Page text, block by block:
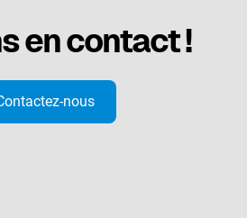
en contact !
nous